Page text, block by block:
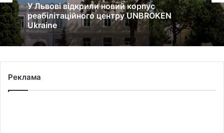
У Львові відкрили новий корпус
реабілітаційного центру UNBROKEN
Ukraine
Реклама